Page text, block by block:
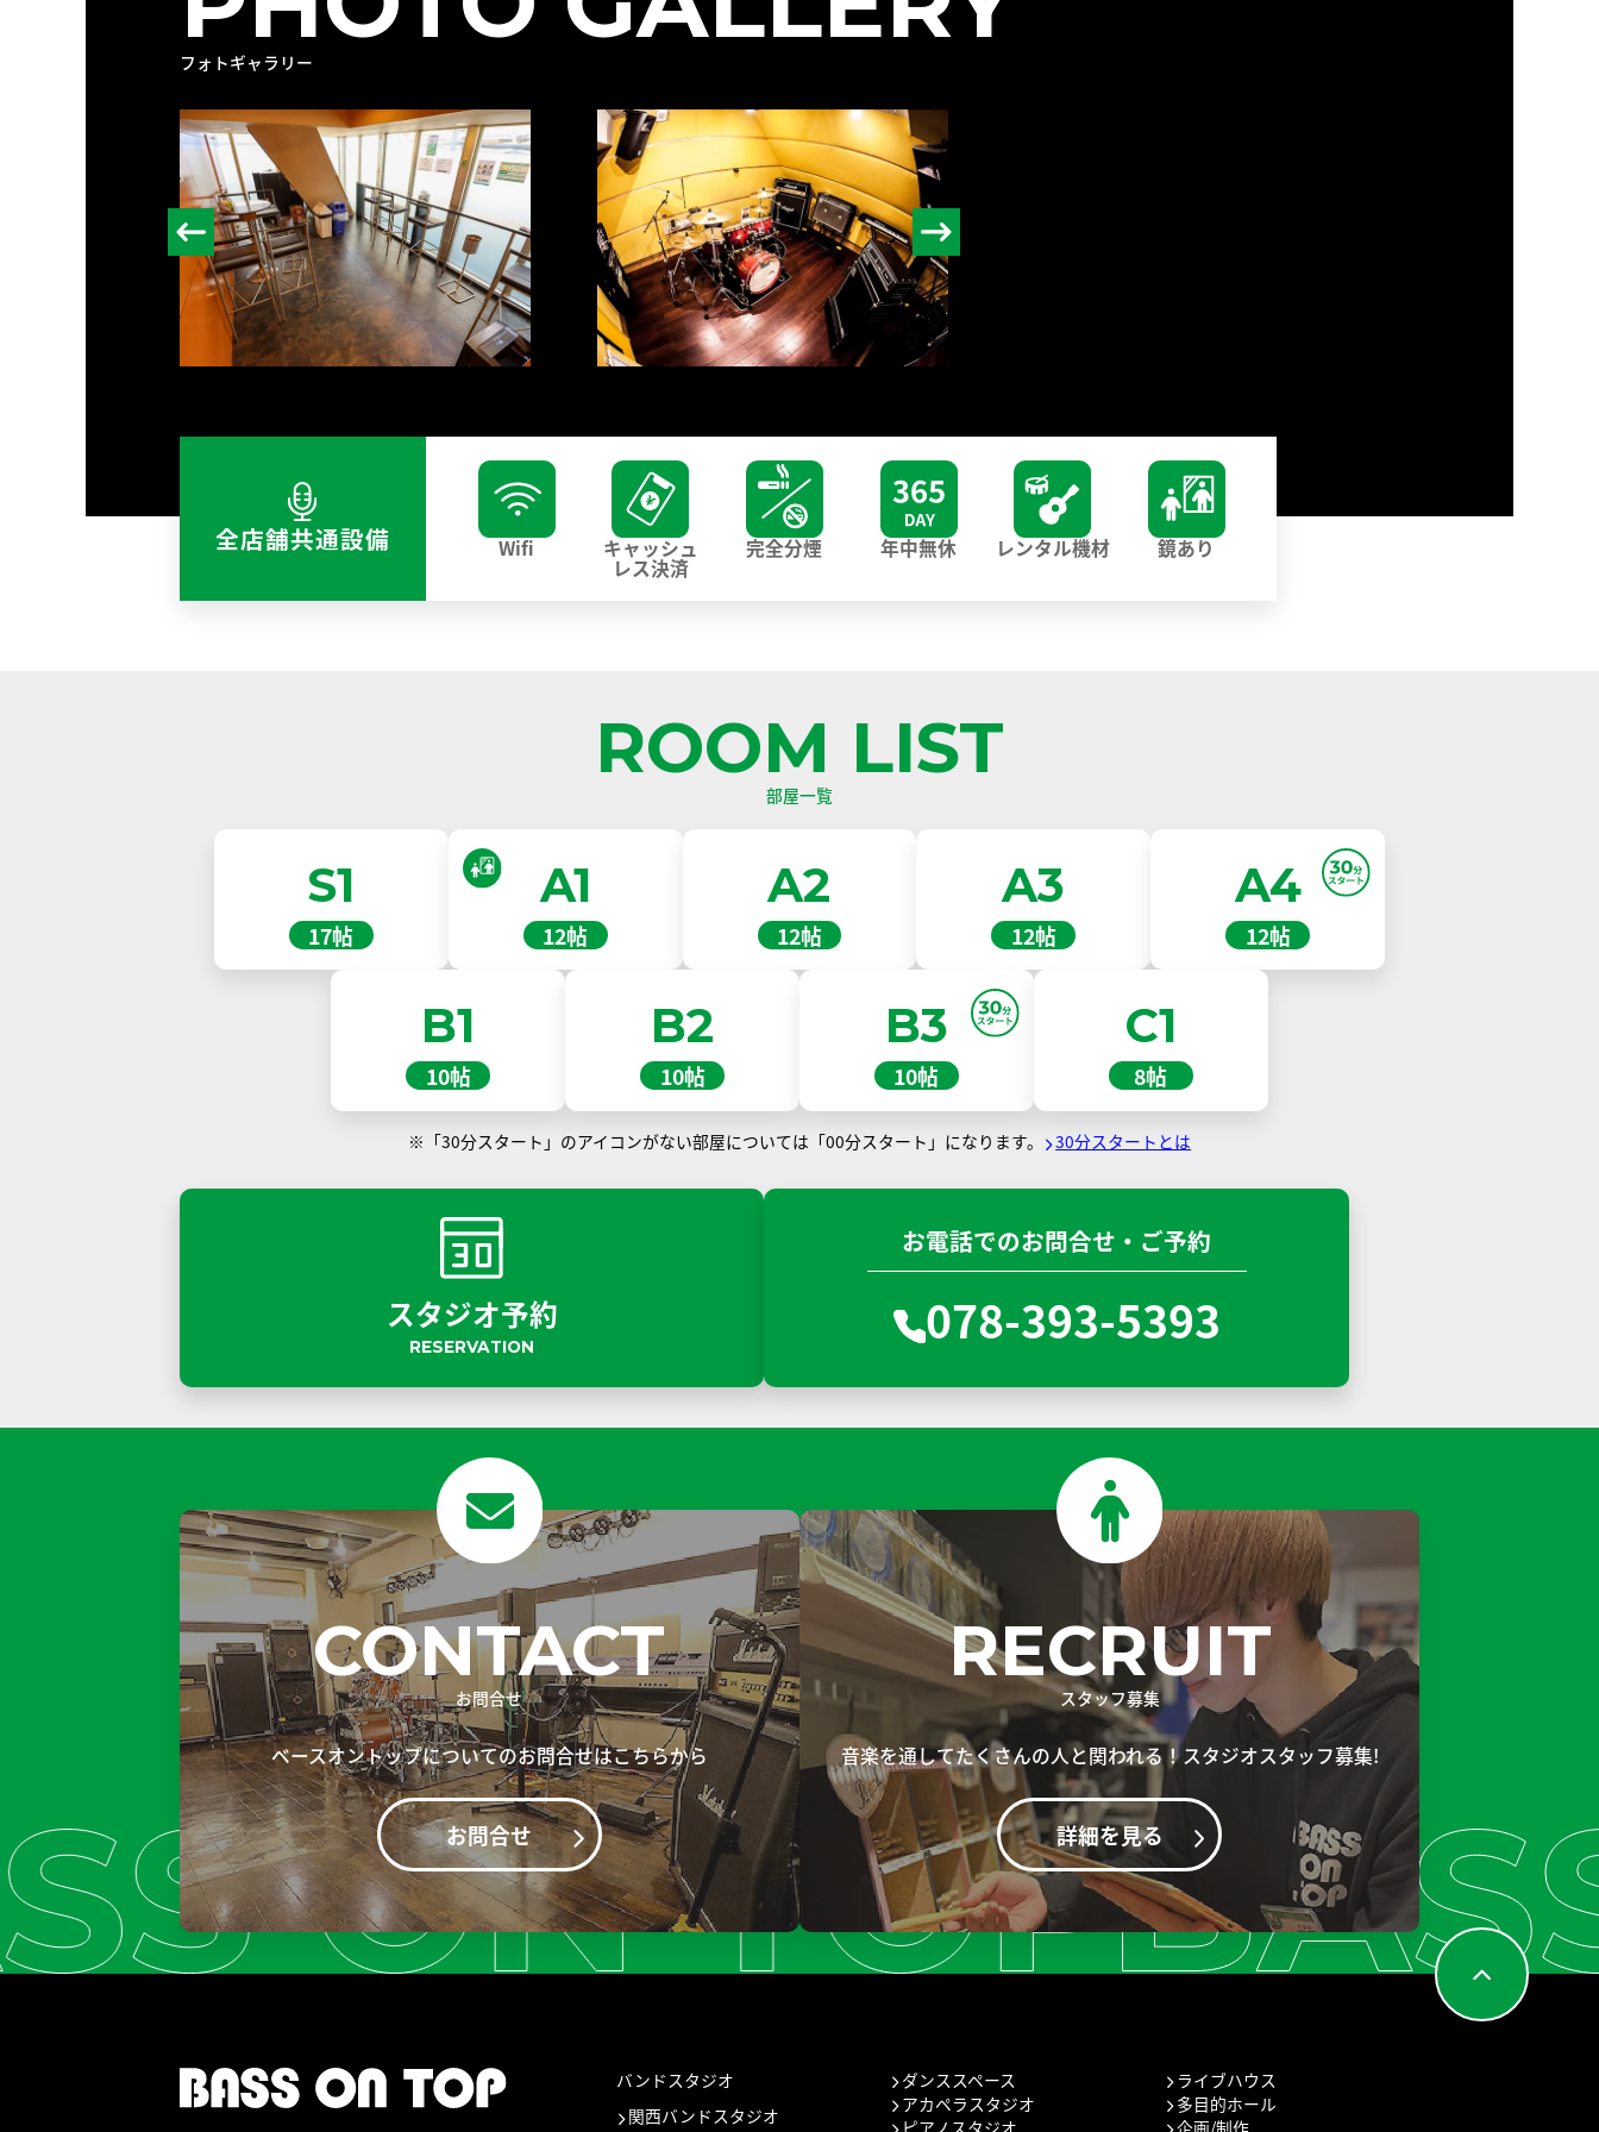
フォトギャラリー
全店舗共通設備 Wifi キャッシュ
レス決済
完全分煙 年中無休 レンタル機材 鏡あり
ROOM LIST
部屋一覧
S1
17帖
A1
12帖
A2
12帖
A3
12帖
A4
12帖
B1
10帖
B2
10帖
B3
10帖
C1
8帖
※「30分スタート」のアイコンがない部屋については「00分スタート」になります。 30分スタートとは
スタジオ予約
RESERVATION
お電話でのお問合せ・ご予約
078-393-5393
CONTACT
お問合せ
ベースオントップについてのお問合せはこちらから
お問合せ
RECRUIT
スタッフ募集
音楽を通してたくさんの人と関われる！スタジオスタッフ募集!
詳細を見る
バンドスタジオ
関西バンドスタジオ
ダンススペース
アカペラスタジオ
ピアノスタジオ
ライブハウス
多目的ホール
企画/制作